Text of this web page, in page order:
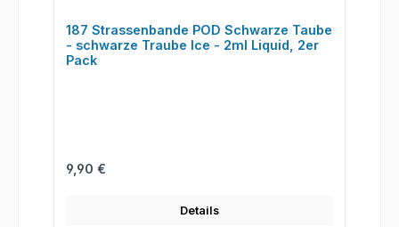
187 Strassenbande POD Schwarze Taube
- schwarze Traube Ice - 2ml Liquid, 2er
Pack
Regulärer Preis:
9,90 €
Details